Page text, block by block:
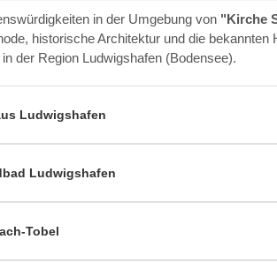
in der Umgebung von "Kirche
historische Architektur und die bekannten
der Region Ludwigshafen (Bodensee).
Ludwigshafen
Ludwigshafen
Tobel